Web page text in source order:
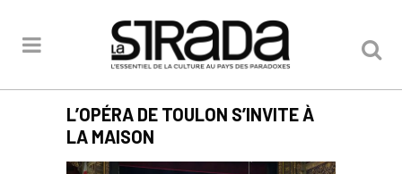
L’OPÉRA DE TOULON S’INVITE À
LA MAISON